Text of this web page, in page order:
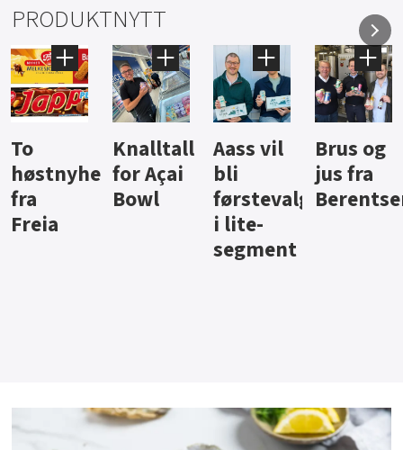
PRODUKTNYTT
Knalltall
for Açai
Bowl
Aass vil
bli
førstevalg
Brus og
jus fra
Berentsen
Hard
iste fra
Hansa